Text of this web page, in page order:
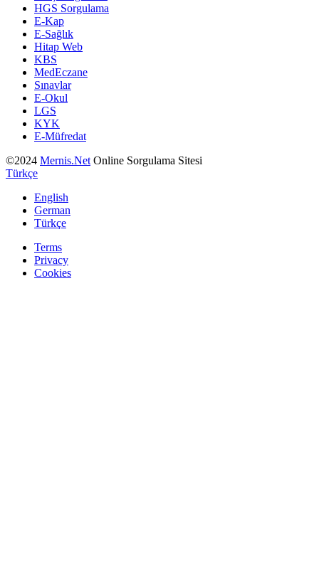
HGS Sorgulama
E-Kap
E-Sağlık
Hitap Web
KBS
MedEczane
Sınavlar
E-Okul
LGS
KYK
E-Müfredat
©2024 Mernis.Net Online Sorgulama Sitesi
Türkçe
English
German
Türkçe
Terms
Privacy
Cookies